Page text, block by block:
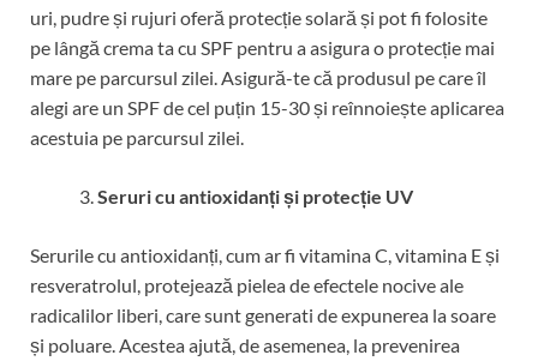
uri, pudre și rujuri oferă protecție solară și pot fi folosite
pe lângă crema ta cu SPF pentru a asigura o protecție mai
mare pe parcursul zilei. Asigură-te că produsul pe care îl
alegi are un SPF de cel puțin 15-30 și reînnoiește aplicarea
acestuia pe parcursul zilei.
Seruri cu antioxidanți și protecție UV
Serurile cu antioxidanți, cum ar fi vitamina C, vitamina E și
resveratrolul, protejează pielea de efectele nocive ale
radicalilor liberi, care sunt generati de expunerea la soare
și poluare. Acestea ajută, de asemenea, la prevenirea